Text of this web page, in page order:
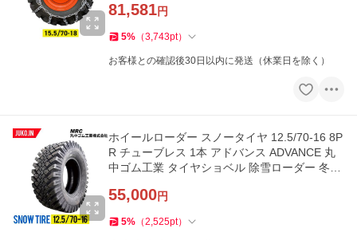
81,581円
5% （3,743pt）
お客様との確認後30日以内に発送（休業日を除く）
ホイールローダー スノータイヤ 12.5/70-16 8P
R チューブレス 1本 アドバンス ADVANCE 丸
中ゴム工業 タイヤショベル 除雪ローダー 冬タ
55,000円
5% （2,525pt）